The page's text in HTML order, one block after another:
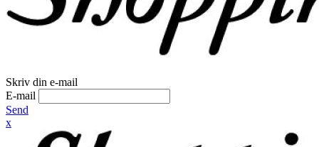
Skriv din e-mail
E-mail
Send
x